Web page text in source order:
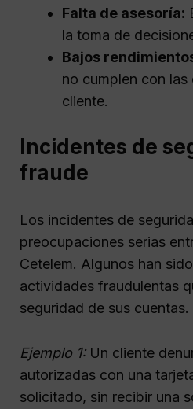
Falta de asesoría:
la toma de
Bajos
no cumplen con
cliente.
Incidentes de
fraude
Los incidentes de
preocupaciones serias
Cetelem. Algunos han
actividades fraudulentas
seguridad de sus cuentas.
Ejemplo 1:Un cliente
autorizadas con una
solicitado, sin recibir una